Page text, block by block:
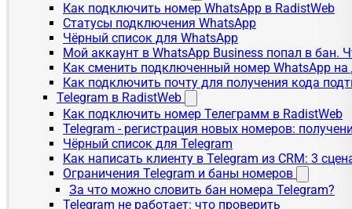
Как подключить номер WhatsApp в RadistWeb
Статусы подключения WhatsApp
Чёрный список для WhatsApp
Мой аккаунт в WhatsApp Business попал в бан.
Как сменить подключенный номер WhatsApp на
Как подключить почту для получения кода
Telegram в RadistWeb
Как подключить номер Телеграмм в RadistWeb
Telegram - регистрация новых номеров:
Чёрный список для Telegram
Как написать клиенту в Telegram из CRM: 3
Ограничения Telegram и баны номеров
За что можно словить бан номера Telegram?
Telegram не работает: что проверить